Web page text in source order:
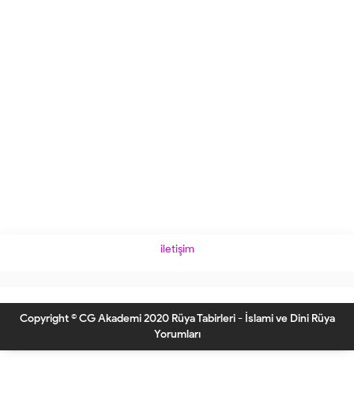
iletişim
Copyright © CG Akademi 2020 Rüya Tabirleri - İslami ve Dini Rüya
Yorumları